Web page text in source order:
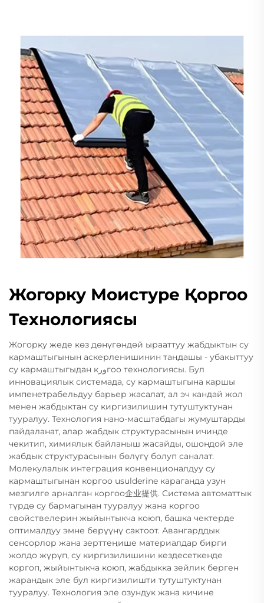
Жогорку Моистуре Қоргоо
Технологиясы
Жогорку жеде көз дөнүгөндөй ырааттуу жабдыктын су
кармаштыгынын аскерленишинин таңдашы - убакыттуу
су кармаштыгыдан кورгоо технологиясы. Бул
инновациялык системада, су кармаштыгына каршы
импенетрабельдуу барьер жасалат, ал эч кандай жол
менен жабдыктан су киргизилишин тутуштуктунан
тууралуу. Технология нано-масштабдагы жумуштарды
пайдаланат, алар жабдык структурасынын ичинде
чекитип, химиялык байланыш жасайды, ошондой эле
жабдык структурасынын бөлүгү болуп саналат.
Молекулалык интеграция конвенционалдуу су
кармаштыгынан коргоо usulderine караганда узун
мезгилге арналган коргоо企业提供. Система автоматтык
түрдө су бармагынан тууралуу жана коргоо
свойствелерин жыйынтыкча коюп, башка чектерде
оптималдуу эмне берүүнү сактоот. Авангарддык
сенсорлор жана зерттеңише материалдар бирги
жолдо жүрүп, су киргизилишини кездесеткенде
коргоп, жыйынтыкча коюп, жабдыкка зейлик берген
жарандык эле бул киргизилишти тутуштуктунан
тууралуу. Технология эле озундук жана кичине